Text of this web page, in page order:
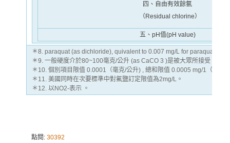
四、自由有效餘氯
（Residual chlorine）
五、pH值(pH value)
＊8. paraquat (as dichloride), quivalent to 0.007 mg/L for paraquat ion.
＊9. 一般硬度介於80~100毫克/公升 (as CaCO 3 )是被大眾所接受，大
＊10. 個別項目限值 0.0001（毫克/公升) , 總和限值 0.0005 mg/1（毫克/
＊11. 美國同時在次要標準中對氟鹽訂定限值為2mg/L。
＊12. 以NO2-表示 。
點閱: 30392